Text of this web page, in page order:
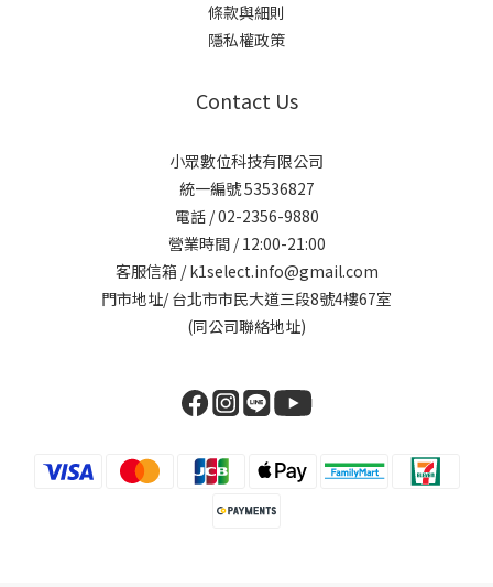
條款與細則
隱私權政策
Contact Us
小眾數位科技有限公司
統一編號 53536827
電話 / 02-2356-9880
營業時間 / 12:00-21:00
客服信箱 / k1select.info@gmail.com
門市地址/ 台北市市民大道三段8號4樓67室
(同公司聯絡地址)